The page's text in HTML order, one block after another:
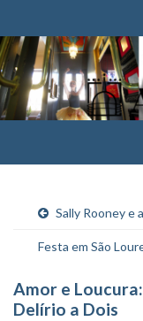
Search
Sally Rooney e
Festa em São
Amor e
Delírio a Dois